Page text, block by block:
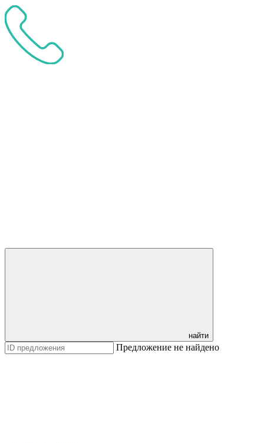
найти
Предложение не найдено